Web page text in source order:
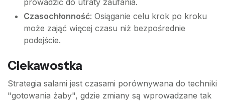
prowadzić do utraty zaufania.
Czasochłonność: Osiąganie celu krok po kroku
może zająć więcej czasu niż bezpośrednie
podejście.
Ciekawostka
Strategia salami jest czasami porównywana do techniki
"gotowania żaby", gdzie zmiany są wprowadzane tak